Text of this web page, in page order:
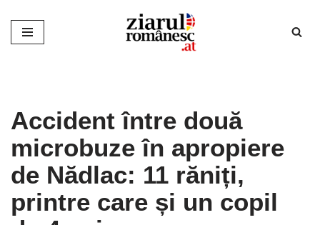
Sari
Accident între două
microbuze în apropiere
de Nădlac: 11 răniți,
printre care și un copil